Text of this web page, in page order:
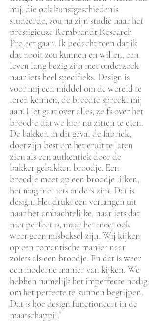
mij, die ook kunstgeschiedenis
studeerde, zou na zijn studie naar het
prestigieuze Rembrandt Research
Project gaan. Ik bedacht toen dat ik
dat nooit zou kunnen en willen, een
leven lang bezig zijn met onderzoek
naar iets heel specifieks. Design is
voor mij een middel om de wereld te
leren kennen, de breedte spreekt mij
aan. Het gaat over alles, zelfs over het
broodje dat we hier nu zitten te eten.
De bakker, in dit geval de fabriek,
doet zijn best om het eruit te laten
zien als een authentiek door de
bakker gebakken broodje. Een
broodje moet op een broodje lijken,
het mag niet iets anders zijn. Dat is
design. Het drukt een verlangen uit
naar het ambachtelijke, naar iets dat
niet perfect is, maar het moet ook
weer geen misbaksel zijn. Wij kijken
op een romantische manier naar
zoiets als een broodje. En dat is weer
een moderne manier van kijken. We
hebben namelijk het imperfecte nodig
om het perfecte te kunnen begrijpen.
Dat is hoe design functioneert in de
maatschappij.’